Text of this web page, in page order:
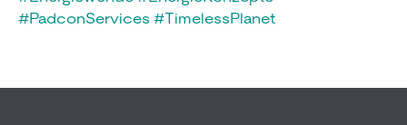
#PadconServices #TimelessPlanet